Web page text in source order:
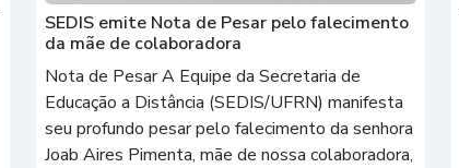
SEDIS emite Nota de Pesar pelo falecimento
da mãe de colaboradora
Nota de Pesar A Equipe da Secretaria de
Educação a Distância (SEDIS/UFRN) manifesta
seu profundo pesar pelo falecimento da senhora
Joab Aires Pimenta, mãe de nossa colaboradora,